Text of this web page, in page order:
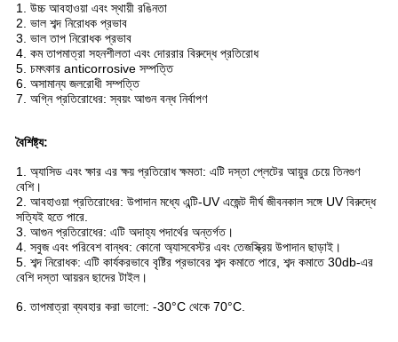
1. উচ্চ আবহাওয়া এবং স্থায়ী রঙিনতা
2. ভাল শব্দ নিরোধক প্রভাব
3. ভাল তাপ নিরোধক প্রভাব
4. কম তাপমাত্রা সহনশীলতা এবং দোররার বিরুদ্ধে প্রতিরোধ
5. চমৎকার anticorrosive সম্পত্তি
6. অসামান্য জলরোধী সম্পত্তি
7. অগ্নি প্রতিরোধের: স্বয়ং আগুন বন্ধ নির্বাপণ
বৈশিষ্ট্য:
1. অ্যাসিড এবং ক্ষার এর ক্ষয় প্রতিরোধ ক্ষমতা: এটি দস্তা প্লেটের আয়ুর চেয়ে তিনগুণ
বেশি।
2. আবহাওয়া প্রতিরোধের: উপাদান মধ্যে এন্টি-UV এজেন্ট দীর্ঘ জীবনকাল সঙ্গে UV বিরুদ্ধে
সত্যিই হতে পারে.
3. আগুন প্রতিরোধের: এটি অদাহ্য পদার্থের অন্তর্গত।
4. সবুজ এবং পরিবেশ বান্ধব: কোনো অ্যাসবেস্টর এবং তেজস্ক্রিয় উপাদান ছাড়াই।
5. শব্দ নিরোধক: এটি কার্যকরভাবে বৃষ্টির প্রভাবের শব্দ কমাতে পারে, শব্দ কমাতে 30db-এর
বেশি দস্তা আয়রন ছাদের টাইল।
6. তাপমাত্রা ব্যবহার করা ভালো: -30°C থেকে 70°C.